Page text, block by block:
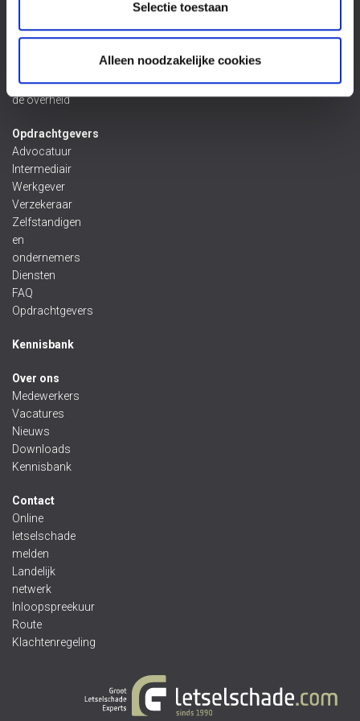
Selectie toestaan
Alleen noodzakelijke cookies
product
nalatigheid van
de overheid
Opdrachtgevers
Advocatuur
Intermediair
Werkgever
Verzekeraar
Zelfstandigen
en
ondernemers
Diensten
FAQ
Opdrachtgevers
Kennisbank
Over ons
Medewerkers
Vacatures
Nieuws
Downloads
Kennisbank
Contact
Online
letselschade
melden
Landelijk
netwerk
Inloopspreekuur
Route
Klachtenregeling